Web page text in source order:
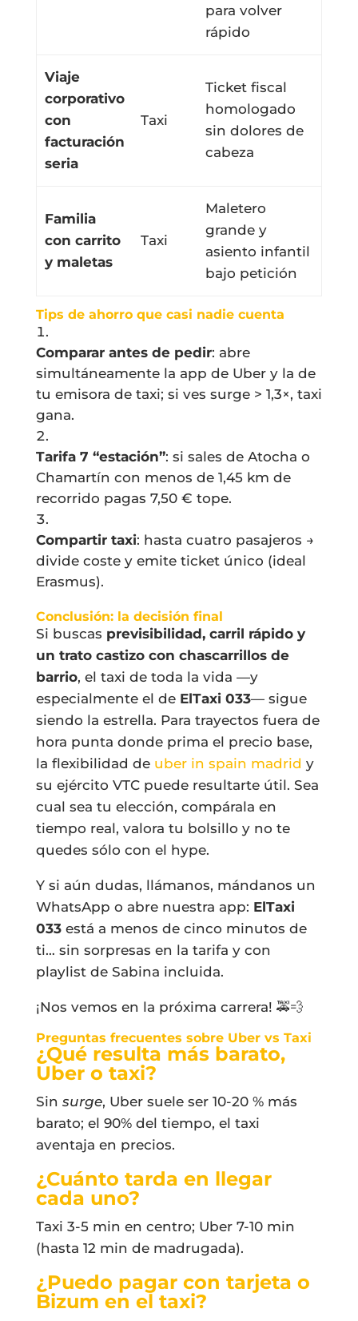
para volver
rápido
Viaje
corporativo
con
facturación
seria
Taxi
Ticket fiscal
homologado
sin dolores de
cabeza
Familia
con carrito
y maletas
Taxi
Maletero
grande y
asiento infantil
bajo petición
Tips de ahorro que casi nadie cuenta
Comparar antes de pedir: abre
simultáneamente la app de Uber y la de
tu emisora de taxi; si ves surge > 1,3×, taxi
gana.
Tarifa 7 “estación”: si sales de Atocha o
Chamartín con menos de 1,45 km de
recorrido pagas 7,50 € tope.
Compartir taxi: hasta cuatro pasajeros →
divide coste y emite ticket único (ideal
Erasmus).
Conclusión: la decisión final
Si buscas previsibilidad, carril rápido y
un trato castizo con chascarrillos de
barrio, el taxi de toda la vida —y
especialmente el de ElTaxi 033— sigue
siendo la estrella. Para trayectos fuera de
hora punta donde prima el precio base,
la flexibilidad de uber in spain madrid y
su ejército VTC puede resultarte útil. Sea
cual sea tu elección, compárala en
tiempo real, valora tu bolsillo y no te
quedes sólo con el hype.
Y si aún dudas, llámanos, mándanos un
WhatsApp o abre nuestra app: ElTaxi
033está a menos de cinco minutos de
ti… sin sorpresas en la tarifa y con
playlist de Sabina incluida.
¡Nos vemos en la próxima carrera! 🚕💨
Preguntas frecuentes sobre Uber vs Taxi
¿Qué resulta más barato,
Uber o taxi?
Sin surge, Uber suele ser 10-20 % más
barato; el 90% del tiempo, el taxi
aventaja en precios.
¿Cuánto tarda en llegar
cada uno?
Taxi 3-5 min en centro; Uber 7-10 min
(hasta 12 min de madrugada).
¿Puedo pagar con tarjeta o
Bizum en el taxi?